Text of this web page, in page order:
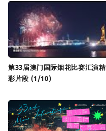
第33届澳门国际烟花比赛汇演精
彩片段 (1/10)